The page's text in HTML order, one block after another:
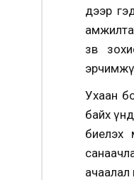
дээр
зөв
Ухаан
байх
биелэх
ачаалал